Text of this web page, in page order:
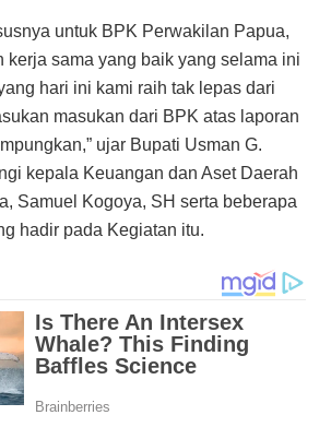
untuk BPK Perwakilan Papua,
kerja sama yang baik yang selama ini
hari ini kami raih tak lepas dari
masukan dari BPK atas laporan
ujar Bupati Usman G.
kepala Keuangan dan Aset Daerah
Samuel Kogoya, SH serta beberapa
hadir pada Kegiatan itu.